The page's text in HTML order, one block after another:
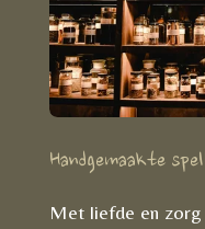
Handgemaakte
Met liefde en zorg